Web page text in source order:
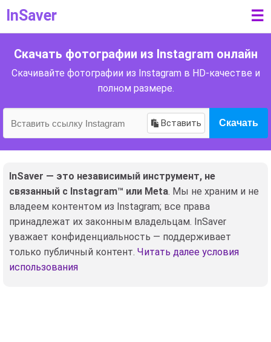
InSaver ☰
Скачать фотографии из Instagram онлайн
Скачивайте фотографии из Instagram в HD-качестве и
полном размере.
Вставить Скачать
InSaver — это независимый инструмент, не
связанный с Instagram™ или Meta. Мы не храним и не
владеем контентом из Instagram; все права
принадлежат их законным владельцам. InSaver
уважает конфиденциальность — поддерживает
только публичный контент. Читать далее условия
использования